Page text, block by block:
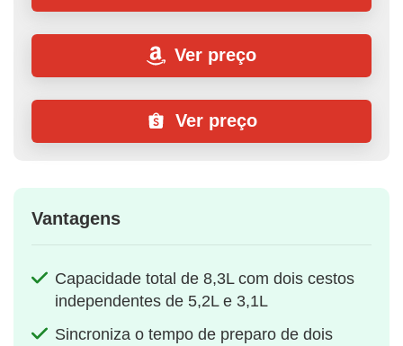
Ver preço
Ver preço
Vantagens
Capacidade total de 8,3L com dois cestos
independentes de 5,2L e 3,1L
Sincroniza o tempo de preparo de dois